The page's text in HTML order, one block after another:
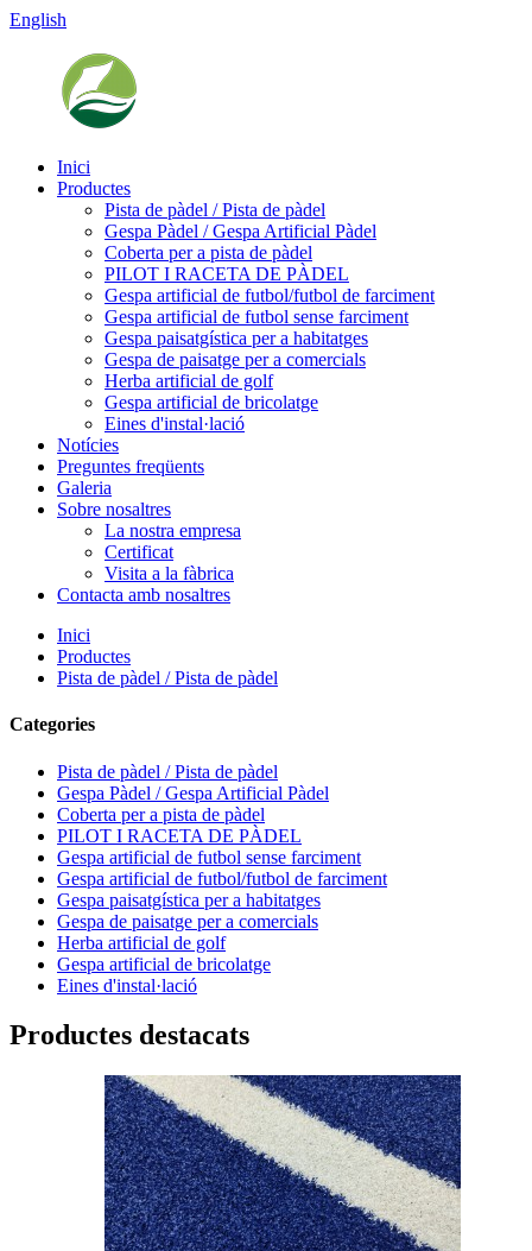
English
Inici
Productes
Pista de pàdel / Pista de pàdel
Gespa Pàdel / Gespa Artificial Pàdel
Coberta per a pista de pàdel
PILOT I RACETA DE PÀDEL
Gespa artificial de futbol/futbol de farciment
Gespa artificial de futbol sense farciment
Gespa paisatgística per a habitatges
Gespa de paisatge per a comercials
Herba artificial de golf
Gespa artificial de bricolatge
Eines d'instal·lació
Notícies
Preguntes freqüents
Galeria
Sobre nosaltres
La nostra empresa
Certificat
Visita a la fàbrica
Contacta amb nosaltres
Inici
Productes
Pista de pàdel / Pista de pàdel
Categories
Pista de pàdel / Pista de pàdel
Gespa Pàdel / Gespa Artificial Pàdel
Coberta per a pista de pàdel
PILOT I RACETA DE PÀDEL
Gespa artificial de futbol sense farciment
Gespa artificial de futbol/futbol de farciment
Gespa paisatgística per a habitatges
Gespa de paisatge per a comercials
Herba artificial de golf
Gespa artificial de bricolatge
Eines d'instal·lació
Productes destacats